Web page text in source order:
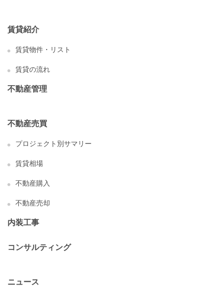
賃貸紹介
賃貸物件・リスト
賃貸の流れ
不動産管理
不動産売買
プロジェクト別サマリー
賃貸相場
不動産購入
不動産売却
内装工事
コンサルティング
ニュース